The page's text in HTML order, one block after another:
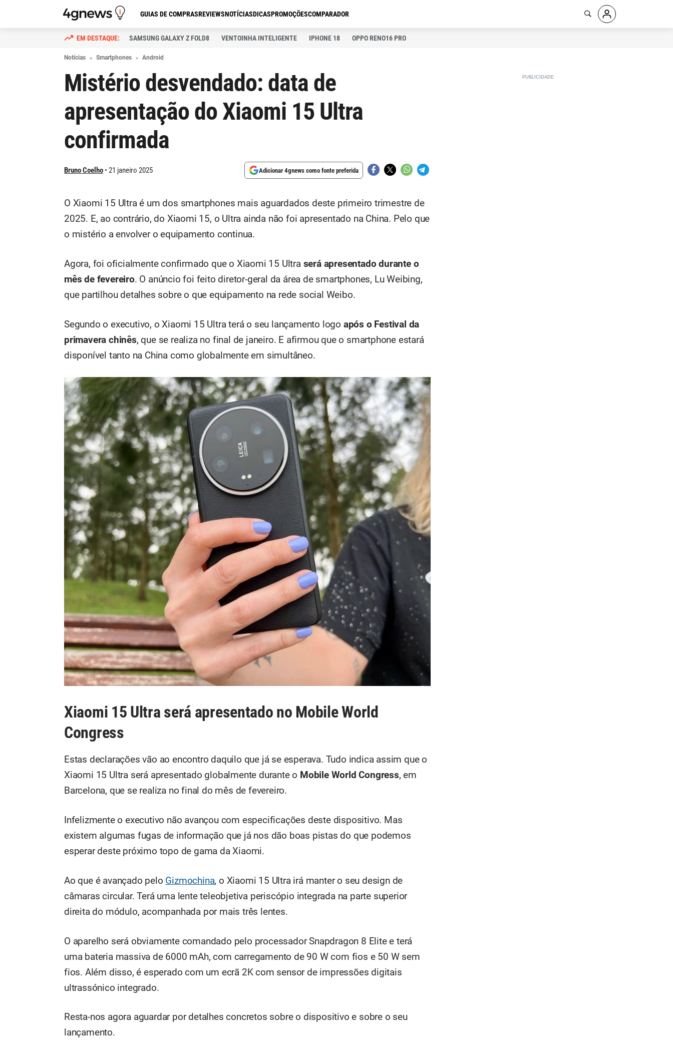
GUIAS DE COMPRASREVIEWSNOTÍCIASDICASPROMOÇÕESCOMPARADOR
SAMSUNG GALAXY Z FOLD8 VENTOINHA INTELIGENTE IPHONE 18 OPPO RENO16 PRO
Notícias Smartphones Android
Mistério desvendado: data de
apresentação do Xiaomi 15 Ultra
confirmada
Bruno Coelho 21 janeiro 2025 Adicionar 4gnews como fonte preferida
O Xiaomi 15 Ultra é um dos smartphones mais aguardados deste primeiro trimestre de
2025. E, ao contrário, do Xiaomi 15, o Ultra ainda não foi apresentado na China. Pelo que
o mistério a envolver o equipamento continua.
Agora, foi oficialmente confirmado que o Xiaomi 15 Ultra será apresentado durante o
mês de fevereiro. O anúncio foi feito diretor-geral da área de smartphones, Lu Weibing,
que partilhou detalhes sobre o que equipamento na rede social Weibo.
Segundo o executivo, o Xiaomi 15 Ultra terá o seu lançamento logo após o Festival da
primavera chinês, que se realiza no final de janeiro. E afirmou que o smartphone estará
disponível tanto na China como globalmente em simultâneo.
Xiaomi 15 Ultra será apresentado no Mobile World
Congress
Estas declarações vão ao encontro daquilo que já se esperava. Tudo indica assim que o
Xiaomi 15 Ultra será apresentado globalmente durante o Mobile World Congress, em
Barcelona, que se realiza no final do mês de fevereiro.
Infelizmente o executivo não avançou com especificações deste dispositivo. Mas
existem algumas fugas de informação que já nos dão boas pistas do que podemos
esperar deste próximo topo de gama da Xiaomi.
Ao que é avançado pelo Gizmochina, o Xiaomi 15 Ultra irá manter o seu design de
câmaras circular. Terá uma lente teleobjetiva periscópio integrada na parte superior
direita do módulo, acompanhada por mais três lentes.
O aparelho será obviamente comandado pelo processador Snapdragon 8 Elite e terá
uma bateria massiva de 6000 mAh, com carregamento de 90 W com fios e 50 W sem
fios. Além disso, é esperado com um ecrã 2K com sensor de impressões digitais
ultrassónico integrado.
Resta-nos agora aguardar por detalhes concretos sobre o dispositivo e sobre o seu
lançamento.